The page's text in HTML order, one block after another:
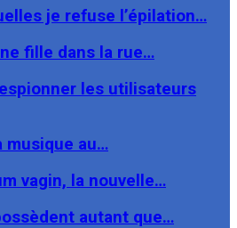
je refuse l’épilation…
fille dans la rue…
les utilisateurs
musique au…
vagin, la nouvelle…
autant que…